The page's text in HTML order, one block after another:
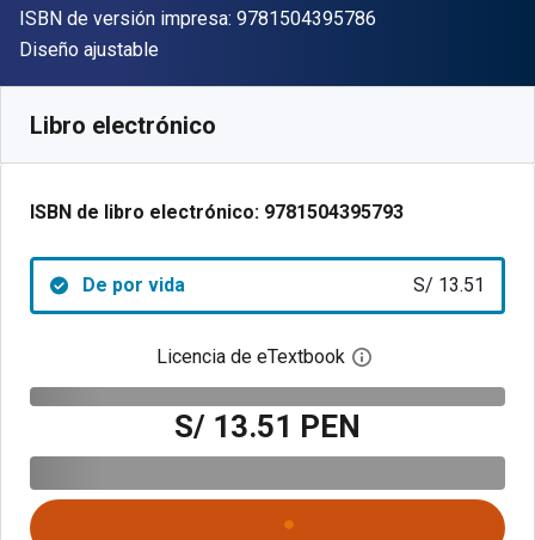
ISBN de versión impresa: 9781504395786
Formato
Diseño ajustable
Libro electrónico
ISBN de libro electrónico: 9781504395793
De por vida S/ 13.51
Licencia de eTextbook Abre el cuadro de
S/ 13.51 PEN